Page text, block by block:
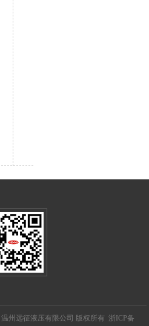
温州远征液压有限公司 版权所有 浙ICP备